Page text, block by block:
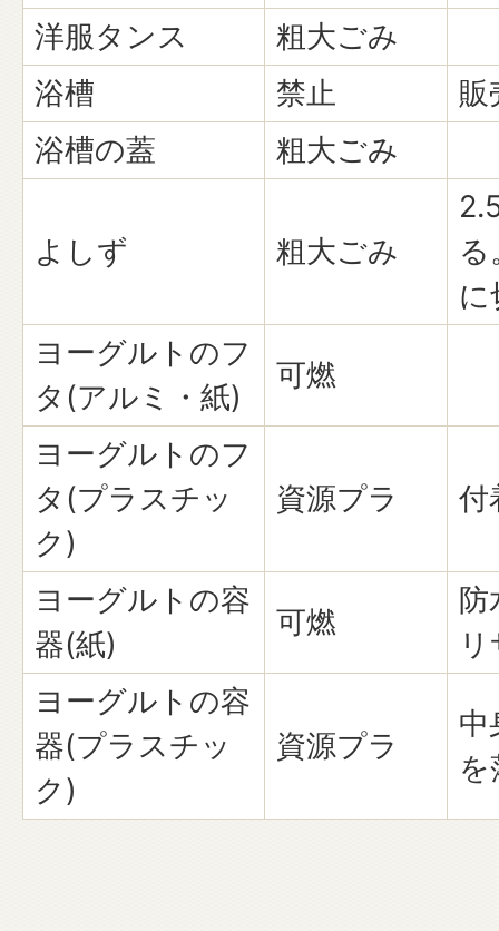
洋服タンス
粗大ごみ
浴槽
禁止
販
浴槽の蓋
粗大ごみ
よしず 粗大ごみ
に
ヨーグルトのフ
タ(アルミ・紙)
可燃
ヨーグルトのフ
タ(プラスチッ
ク)
資源プラ 付
ヨーグルトの容
器(紙)
可燃
防
ヨーグルトの容
器(プラスチッ
ク)
資源プラ
中